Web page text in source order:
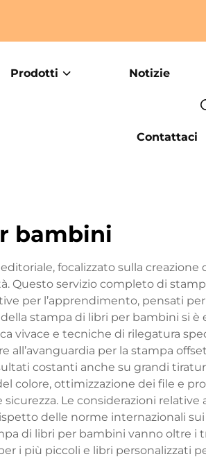
Prodotti Notizie
Contattaci
bambini
focalizzato sulla
Questo servizio completo di
per l’apprendimento, pensati
stampa di libri per bambini si
vivace e tecniche di rilegatura
per la stampa
costanti anche su grandi
colore, ottimizzazione dei file e
Le considerazioni relative
delle norme internazionali
di libri per bambini vanno oltre i
i più piccoli e libri personalizzati